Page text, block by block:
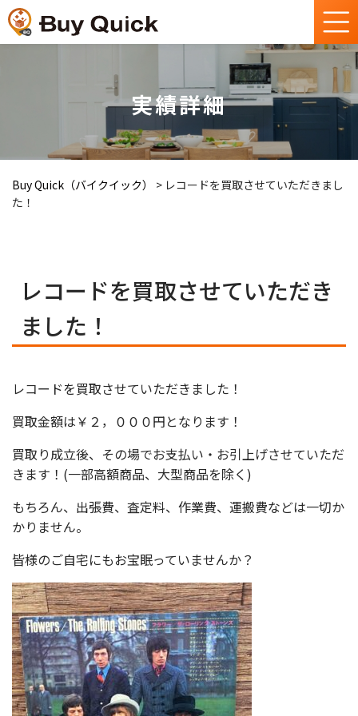
実績詳細
Buy Quick（バイクイック） > レコードを買取させていただきまし
た！
レコードを買取させていただき
ました！
レコードを買取させていただきました！
買取金額は￥２，０００円となります！
買取り成立後、その場でお支払い・お引上げさせていただ
きます！(一部高額商品、大型商品を除く)
もちろん、出張費、査定料、作業費、運搬費などは一切か
かりません。
皆様のご自宅にもお宝眠っていませんか？